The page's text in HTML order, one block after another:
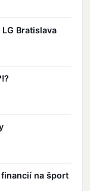
Bratislava
na šport